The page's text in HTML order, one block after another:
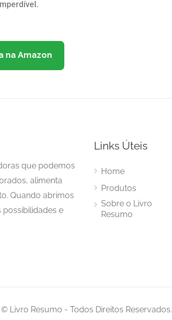
na Amazon
que podemos
alimenta
Quando abrimos
possibilidades e
Links Úteis
Home
Produtos
Sobre o Livro
Resumo
© Livro Resumo - Todos Direitos Reservados.